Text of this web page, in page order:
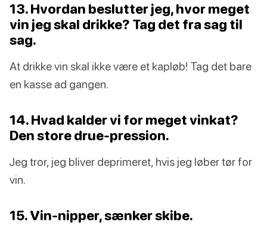
13. Hvordan beslutter jeg, hvor meget
vin jeg skal drikke? Tag det fra sag til
sag.
At drikke vin skal ikke være et kapløb! Tag det bare
en kasse ad gangen.
14. Hvad kalder vi for meget vinkat?
Den store drue-pression.
Jeg tror, jeg bliver deprimeret, hvis jeg løber tør for
vin.
15. Vin-nipper, sænker skibe.